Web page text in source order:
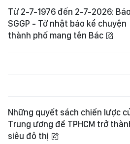
Từ 2-7-1976 đến 2-7-2026: Báo
SGGP - Tờ nhật báo kể chuyện
thành phố mang tên Bác
Những quyết sách chiến lược
Trung ương để TPHCM trở
siêu đô thị